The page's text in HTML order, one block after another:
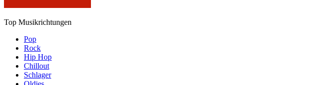
Top Musikrichtungen
Pop
Rock
Hip Hop
Chillout
Schlager